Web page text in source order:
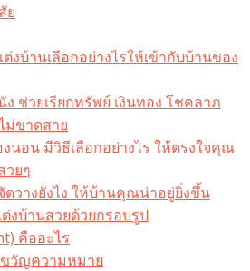
ย
งบ้านเลือกอย่างไรให้เข้ากับบ้านของ
ช่วยเรียกทรัพย์ เงินทอง โชคลาภ
ม่ขาดสาย
นอน มีวิธีเลือกอย่างไร ให้ตรงใจคุณ
วยๆ
ดวางยังไง ให้บ้านคุณน่าอยู่ยิ่งขึ้น
ต่งบ้านสวยด้วยกรอบรูป
คืออะไร​
ขวัญความหมาย